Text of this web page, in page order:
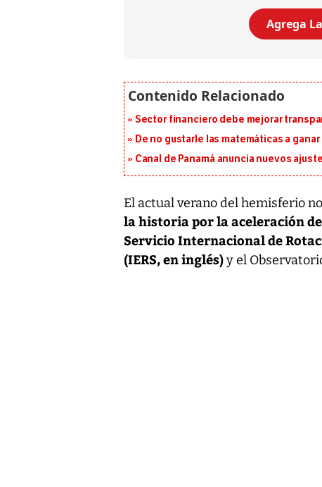
Agrega
Sector financiero debe mejorar
De no gustarle las matemáticas a
Canal de Panamá anuncia nuevos
El actual verano del hemisferio
la historia por la aceleración
Servicio Internacional de
(IERS, en inglés)y el